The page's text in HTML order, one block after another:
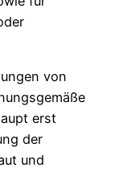
von
erst
der
und